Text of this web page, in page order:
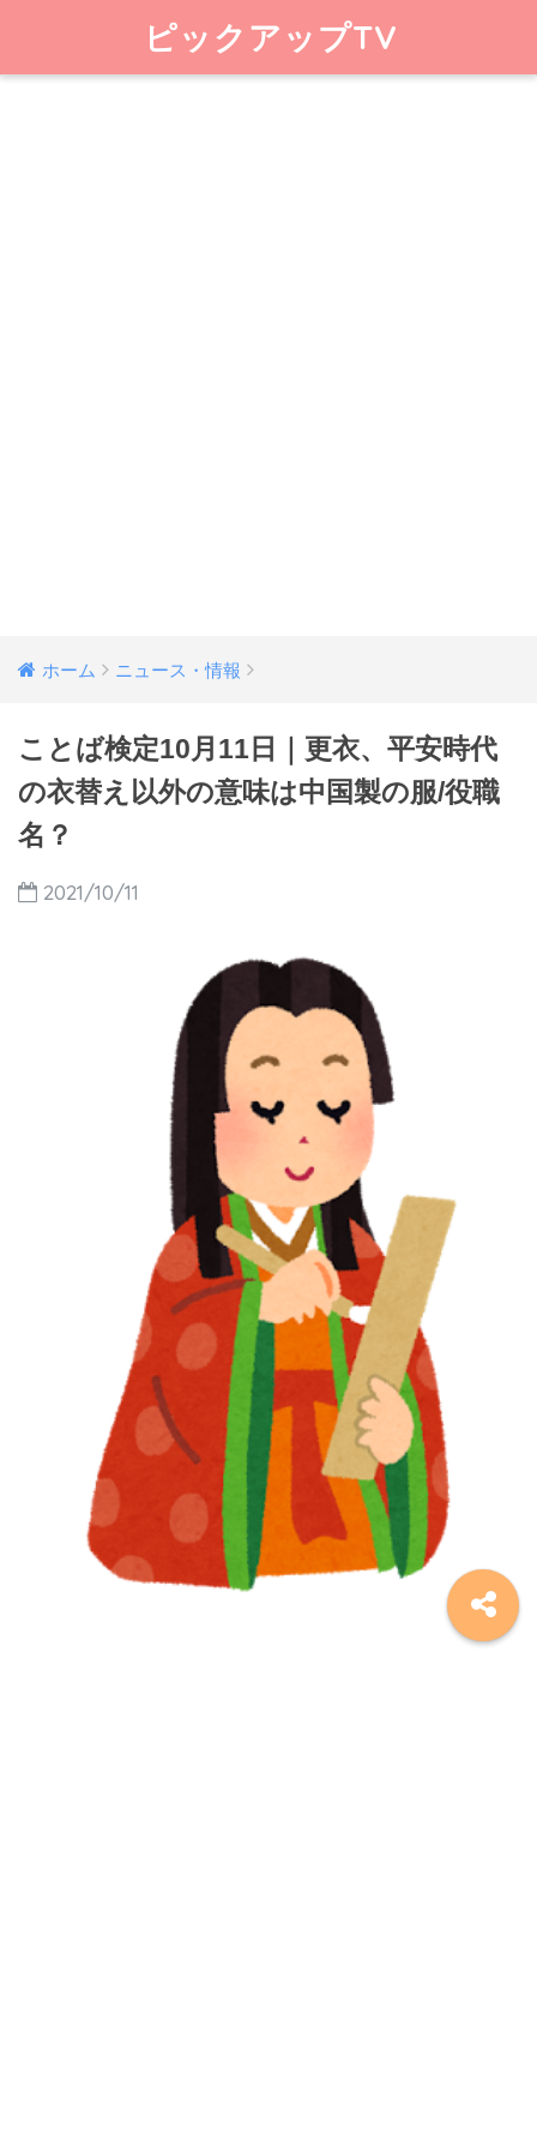
ピックアップTV
ホーム ニュース・情報
ことば検定10月11日｜更衣、平安時代
の衣替え以外の意味は中国製の服/役職
名？
2021/10/11